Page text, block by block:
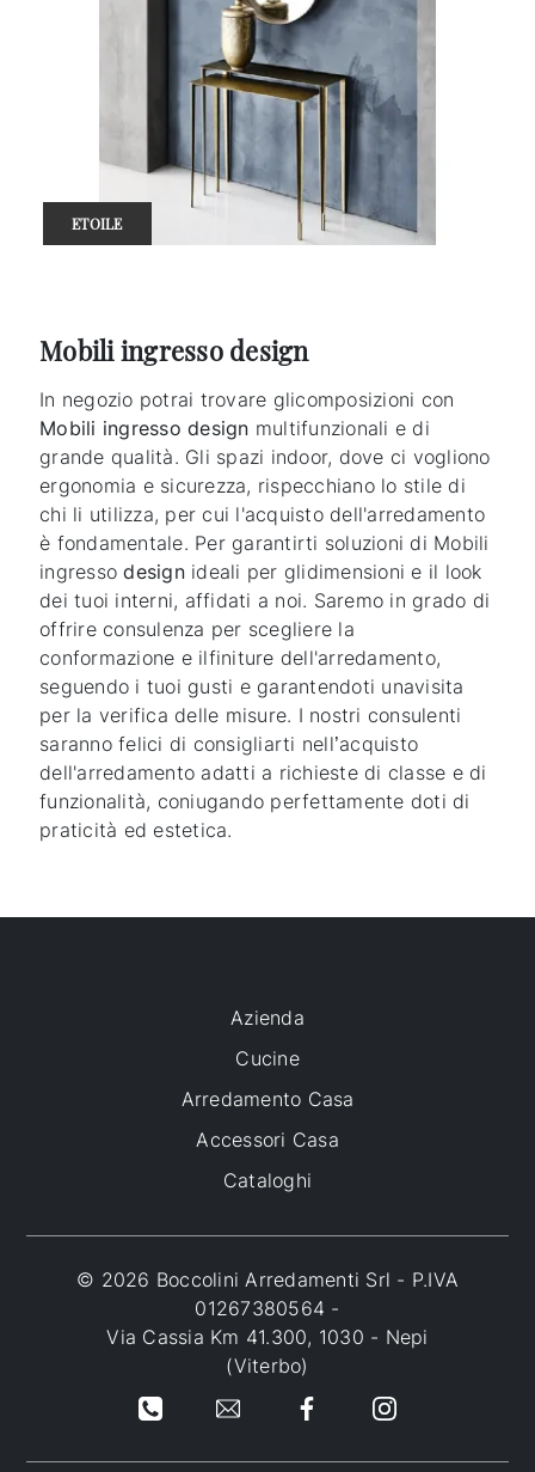
ETOILE
Mobili ingresso design
In negozio potrai trovare glicomposizioni con
Mobili ingresso design multifunzionali e di
grande qualità. Gli spazi indoor, dove ci vogliono
ergonomia e sicurezza, rispecchiano lo stile di
chi li utilizza, per cui l'acquisto dell'arredamento
è fondamentale. Per garantirti soluzioni di Mobili
ingressodesignideali per glidimensioni e il look
dei tuoi interni, affidati a noi. Saremo in grado di
offrire consulenza per scegliere la
conformazione e ilfiniture dell'arredamento,
seguendo i tuoi gusti e garantendoti unavisita
per la verifica delle misure. I nostri consulenti
saranno felici di consigliarti nell’acquisto
dell'arredamento adatti a richieste di classe e di
funzionalità, coniugando perfettamente doti di
praticità ed estetica.
Azienda
Cucine
Arredamento Casa
Accessori Casa
Cataloghi
© 2026 Boccolini Arredamenti Srl - P.IVA
01267380564 -
Via Cassia Km 41.300, 1030 - Nepi
(Viterbo)